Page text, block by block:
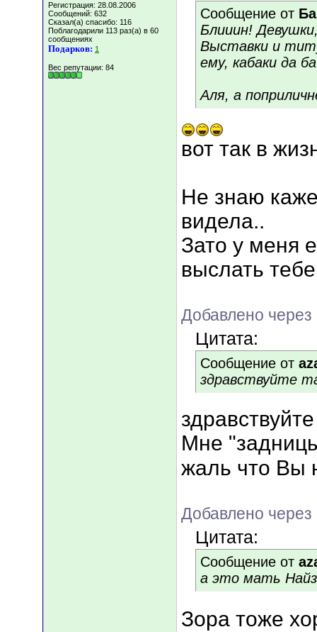
Регистрация: 28.08.2006
Сообщений: 632
Сказал(а) спасибо: 116
Поблагодарили 113 раз(а) в 60
сообщениях
Подарков: 1
Вес репутации: 84
Сообщение от
Блииин!
Выставки и
ему, кабаки да
Аля, а
вот так в
Не знаю
видела..
Зато у меня
выслать
Добавлено
Цитата:
Сообщение от
здравствуйте
Мне
жаль что Вы
Добавлено
Цитата:
Сообщение от
а это мать
Зора тоже